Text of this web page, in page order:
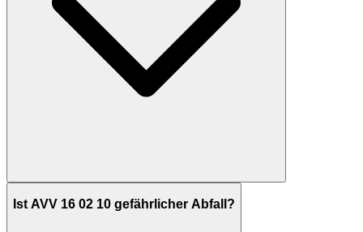
Ist AVV 16 02 10 gefährlicher Abfall?